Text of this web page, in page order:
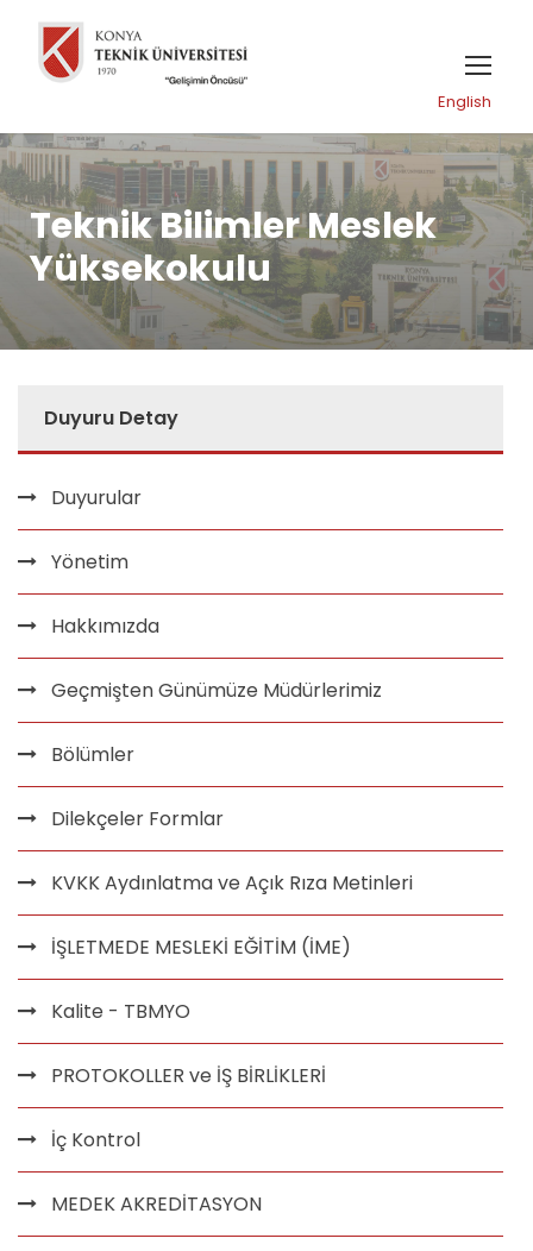
English
Teknik Bilimler Meslek
Yüksekokulu
Duyuru Detay
Duyurular
Yönetim
Hakkımızda
Geçmişten Günümüze Müdürlerimiz
Bölümler
Dilekçeler Formlar
KVKK Aydınlatma ve Açık Rıza Metinleri
İŞLETMEDE MESLEKİ EĞİTİM (İME)
Kalite - TBMYO
PROTOKOLLER ve İŞ BİRLİKLERİ
İç Kontrol
MEDEK AKREDİTASYON